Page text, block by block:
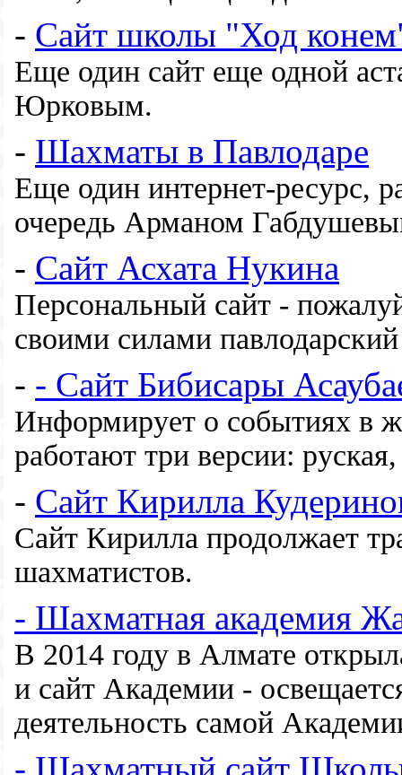
- Сайт школы "Ход
Еще один сайт еще одной
Юрковым.
- Шахматы в Павлодаре
Еще один интернет-ресурс,
очередь Арманом
- Сайт Асхата Нукина
Персональный сайт -
своими силами
- - Сайт Бибисары
Информирует о событиях в
работают три версии:
- Сайт Кирилла
Сайт Кирилла продолжает
шахматистов.
- Шахматная академия
В 2014 году в Алмате
и сайт Академии -
деятельность самой